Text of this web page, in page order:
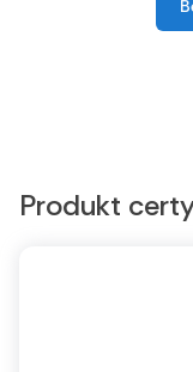
Produkt